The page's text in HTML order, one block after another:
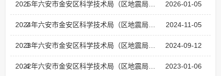
2026-01-05
1
2024-11-05
2
2024-09-12
3
2023-01-06
4